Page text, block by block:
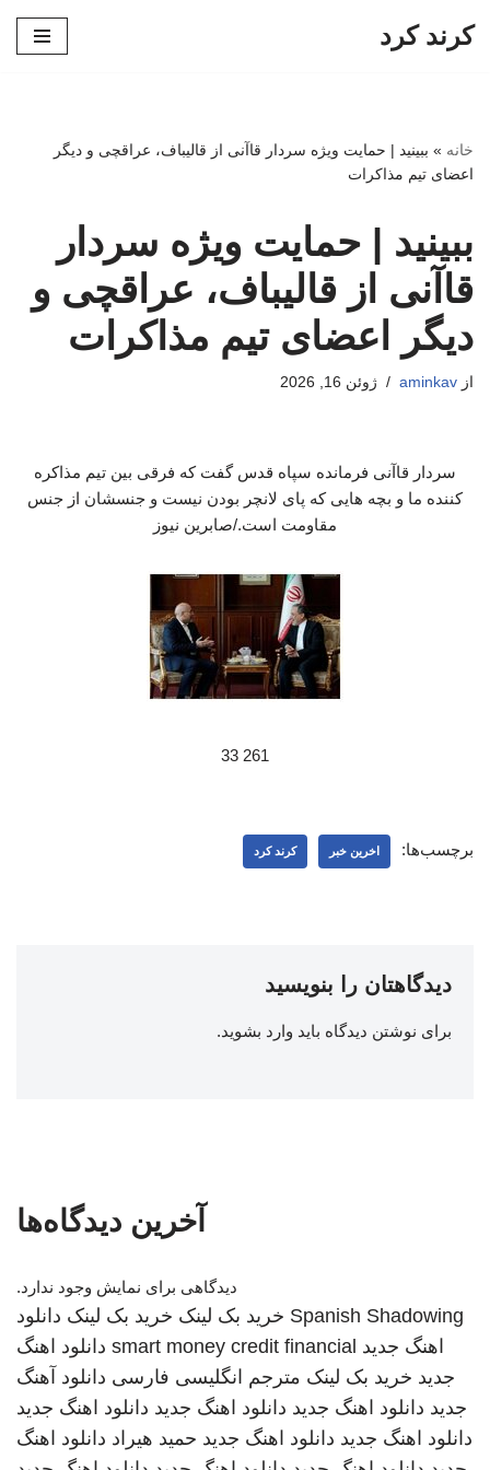
کرند کرد
خانه » ببینید | حمایت ویژه سردار قاآنی از قالیباف، عراقچی و دیگر
اعضای تیم مذاکرات
ببینید | حمایت ویژه سردار
قاآنی از قالیباف، عراقچی و
دیگر اعضای تیم مذاکرات
از aminkav ژوئن 16, 2026
سردار قاآنی فرمانده سپاه قدس گفت که فرقی بین تیم مذاکره
کننده ما و بچه هایی که پای لانچر بودن نیست و جنسشان از جنس
مقاومت است./صابرین نیوز
261 33
برچسب‌ها: اخرین خبر کرند کرد
دیدگاهتان را بنویسید
برای نوشتن دیدگاه باید وارد بشوید.
آخرین دیدگاه‌ها
دیدگاهی برای نمایش وجود ندارد.
Spanish Shadowing خرید بک لینک خرید بک لینک دانلود
اهنگ جدید smart money credit financial دانلود اهنگ
جدید خرید بک لینک مترجم انگلیسی فارسی دانلود آهنگ
جدید دانلود اهنگ جدید دانلود اهنگ جدید دانلود اهنگ جدید
دانلود اهنگ جدید دانلود اهنگ جدید حمید هیراد دانلود اهنگ